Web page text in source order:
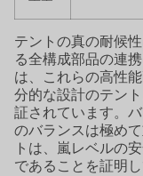
テントの真の耐候
る全構成部品の連
は、これらの高性
分的な設計のテン
証されています。
のバランスは極め
トは、嵐レベルの
であることを証明